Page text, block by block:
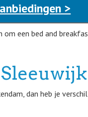
>
om een bed and
dan heb je